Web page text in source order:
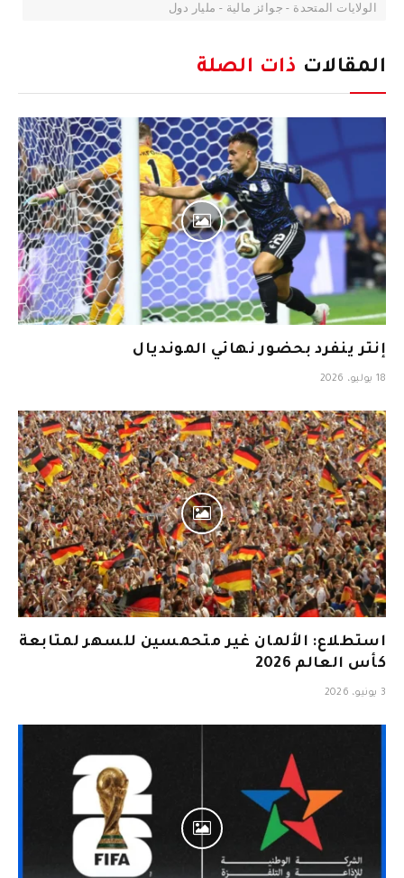
الولايات المتحدة - جوائز مالية - مليار دول
المقالات ذات الصلة
إنتر ينفرد بحضور نهائي المونديال
18 يوليو، 2026
استطلاع: الألمان غير متحمسين للسهر لمتابعة
كأس العالم 2026
3 يونيو، 2026